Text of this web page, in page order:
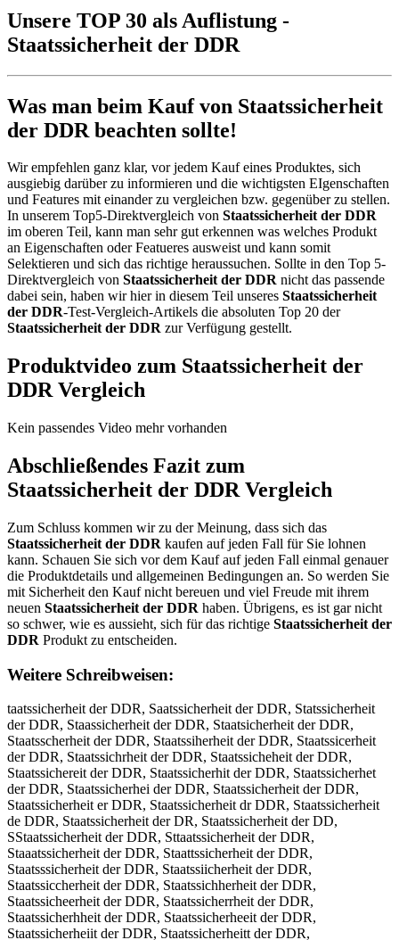
Unsere TOP 30 als Auflistung -
Staatssicherheit der DDR
Was man beim Kauf von Staatssicherheit
der DDR beachten sollte!
Wir empfehlen ganz klar, vor jedem Kauf eines Produktes, sich
ausgiebig darüber zu informieren und die wichtigsten EIgenschaften
und Features mit einander zu vergleichen bzw. gegenüber zu stellen.
In unserem Top5-Direktvergleich von Staatssicherheit der DDR
im oberen Teil, kann man sehr gut erkennen was welches Produkt
an Eigenschaften oder Featueres ausweist und kann somit
Selektieren und sich das richtige heraussuchen. Sollte in den Top 5-
Direktvergleich von Staatssicherheit der DDR nicht das passende
dabei sein, haben wir hier in diesem Teil unseres Staatssicherheit
der DDR-Test-Vergleich-Artikels die absoluten Top 20 der
Staatssicherheit der DDR zur Verfügung gestellt.
Produktvideo zum Staatssicherheit der
DDRVergleich
Kein passendes Video mehr vorhanden
Abschließendes Fazit zum
Staatssicherheit der DDR Vergleich
Zum Schluss kommen wir zu der Meinung, dass sich das
Staatssicherheit der DDR kaufen auf jeden Fall für Sie lohnen
kann. Schauen Sie sich vor dem Kauf auf jeden Fall einmal genauer
die Produktdetails und allgemeinen Bedingungen an. So werden Sie
mit Sicherheit den Kauf nicht bereuen und viel Freude mit ihrem
neuen Staatssicherheit der DDR haben. Übrigens, es ist gar nicht
so schwer, wie es aussieht, sich für das richtige Staatssicherheit der
DDR Produkt zu entscheiden.
Weitere Schreibweisen:
taatssicherheit der DDR, Saatssicherheit der DDR, Statssicherheit der DDR, Staassicherheit der DDR, Staatsicherheit der DDR, Staatsscherheit der DDR, Staatssiherheit der DDR, Staatssicerheit der DDR, Staatssichrheit der DDR, Staatssicheheit der DDR, Staatssichereit der DDR, Staatssicherhit der DDR, Staatssicherhet der DDR, Staatssicherhei der DDR, Staatssicherheit der DDR, Staatssicherheit er DDR, Staatssicherheit dr DDR, Staatssicherheit de DDR, Staatssicherheit der DR, Staatssicherheit der DD, SStaatssicherheit der DDR, Sttaatssicherheit der DDR, Staaatssicherheit der DDR, Staattssicherheit der DDR, Staatsssicherheit der DDR, Staatssiicherheit der DDR, Staatssiccherheit der DDR, Staatssichherheit der DDR, Staatssicheerheit der DDR, Staatssicherrheit der DDR, Staatssicherhheit der DDR, Staatssicherheeit der DDR, Staatssicherheiit der DDR, Staatssicherheitt der DDR, Staatssicherheit dder DDR, Staatssicherheit deer DDR, Staatssicherheit derr DDR, Staatssicherheit der DDDR, Staatssicherheit der DDRR, tSaatssicherheit der DDR, Satatssicherheit der DDR, Statassicherheit der DDR, Staastsicherheit der DDR, Staatsischerheit der DDR, Staatssciherheit der DDR, Staatssihcerheit der DDR, Staatssicehrheit der DDR, Staatssichreheit der DDR, Staatssichehreit der DDR, Staatssicherehit der DDR, Staatssicherhiet der DDR, Staatssicherheti der DDR, Staatssicherhei tder DDR, Staatssicherheitd er DDR, Staatssicherheit edr DDR, Staatssicherheit dre DDR, Staatssicherheit de rDDR, Staatssicherheit derD DR, Staatssicherheit der DRD, Staatssicherheitder DDR, Staatssicherheit derDDR, Qtaatssicherheit der DDR, Wtaatssicherheit der DDR, Etaatssicherheit der DDR, Ztaatssicherheit der DDR, Xtaatssicherheit der DDR, Ctaatssicherheit der DDR, Sraatssicherheit der DDR, Sfaatssicherheit der DDR, Sgaatssicherheit der DDR, Shaatssicherheit der DDR, Syaatssicherheit der DDR, S5aatssicherheit der DDR, S6aatssicherheit der DDR, Stqatssicherheit der DDR, Stwatssicherheit der DDR, Stzatssicherheit der DDR, Stxatssicherheit der DDR, Staqtssicherheit der DDR, Stawtssicherheit der DDR, Staztssicherheit der DDR, Staxtssicherheit der DDR, Staarssicherheit der DDR, Staafssicherheit der DDR, Staagssicherheit der DDR, Staahssicherheit der DDR, Staayssicherheit der DDR, Staa5ssicherheit der DDR, Staa6ssicherheit der DDR, Staatqsicherheit der DDR, Staatwsicherheit der DDR, Staatesicherheit der DDR, Staatzsicherheit der DDR, Staatxsicherheit der DDR, Staatcsicherheit der DDR, Staatsqicherheit der DDR, Staatswicherheit der DDR, Staatseicherheit der DDR, Staatszicherheit der DDR, Staatsxicherheit der DDR, Staatscicherheit der DDR, Staatssucherheit der DDR, Staatssjcherheit der DDR, Staatsskcherheit der DDR, Staatsslcherheit der DDR, Staatssocherheit der DDR, Staatss8cherheit der DDR, Staatss9cherheit der DDR, Staatssi herheit der DDR, Staatssixherheit der DDR, Staatssisherheit der DDR, Staatssidherheit der DDR, Staatssifherheit der DDR, Staatssivherheit der DDR, Staatssicberheit der DDR, Staatssicgerheit der DDR, Staatssicterheit der DDR, Staatssicyerheit der DDR, Staatssicuerheit der DDR, Staatssicjerheit der DDR, Staatssicmerheit der DDR, Staatssicnerheit der DDR, Staatssichwrheit der DDR, Staatssichsrheit der DDR, Staatssichdrheit der DDR, Staatssichfrheit der DDR, Staatssichrrheit der DDR, Staatssich3rheit der DDR, Staatssich4rheit der DDR, Staatssicheeheit der DDR, Staatssichedheit der DDR, Staatssichefheit der DDR, Staatssichegheit der DDR, Staatssichetheit der DDR, Staatssiche4heit der DDR, Staatssiche5heit der DDR, Staatssicherbeit der DDR, Staatssichergeit der DDR, Staatssicherteit der DDR, Staatssicheryeit der DDR, Staatssicherueit der DDR, Staatssicherjeit der DDR, Staatssichermeit der DDR, Staatssicherneit der DDR, Staatssicherhwit der DDR, Staatssicherhsit der DDR, Staatssicherhdit der DDR, Staatssicherhfit der DDR, Staatssicherhrit der DDR, Staatssicherh3it der DDR, Staatssicherh4it der DDR, Staatssicherheut der DDR, Staatssicherhejt der DDR, Staatssicherhekt der DDR, Staatssicherhelt der DDR, Staatssicherheot der DDR, Staatssicherhe8t der DDR, Staatssicherhe9t der DDR, Staatssicherheir der DDR, Staatssicherheif der DDR, Staatssicherheig der DDR, Staatssicherheih der DDR, Staatssicherheiy der DDR, Staatssicherhei5 der DDR, Staatssicherhei6 der DDR, Staatssicherheit xer DDR, Staatssicherheit ser DDR, Staatssicherheit wer DDR, Staatssicherheit eer DDR, Staatssicherheit rer DDR, Staatssicherheit fer DDR, Staatssicherheit ver DDR, Staatssicherheit cer DDR, Staatssicherheit dwr DDR, Staatssicherheit dsr DDR, Staatssicherheit ddr DDR, Staatssicherheit dfr DDR, Staatssicherheit drr DDR, Staatssicherheit d3r DDR, Staatssicherheit d4r DDR, Staatssicherheit dee DDR, Staatssicherheit ded DDR, Staatssicherheit def DDR, Staatssicherheit deg DDR, Staatssicherheit det DDR, Staatssicherheit de4 DDR, Staatssicherheit de5 DDR, Staatssicherheit der XDR, Staatssicherheit der SDR, Staatssicherheit der WDR, Staatssicherheit der EDR, Staatssicherheit der RDR, Staatssicherheit der FDR, Staatssicherheit der VDR, Staatssicherheit der CDR, Staatssicherheit der DXR, Staatssicherheit der DSR, Staatssicherheit der DWR, Staatssicherheit der DER, Staatssicherheit der DRR, Staatssicherheit der DFR, Staatssicherheit der DVR, Staatssicherheit der DCR, Staatssicherheit der DDE, Staatssicherheit der DDD, Staatssicherheit der DDF, Staatssicherheit der DDG, Staatssicherheit der DDT, Staatssicherheit der DD4, Staatssicherheit der DD5, QStaatssicherheit der DDR, SQtaatssicherheit der DDR, WStaatssicherheit der DDR, SWtaatssicherheit der DDR, EStaatssicherheit der DDR, SEtaatssicherheit der DDR, ZStaatssicherheit der DDR, SZtaatssicherheit der DDR, XStaatssicherheit der DDR, SXtaatssicherheit der DDR, CStaatssicherheit der DDR, SCtaatssicherheit der DDR, Srtaatssicherheit der DDR, Straatssicherheit der DDR, Sftaatssicherheit der DDR, Stfaatssicherheit der DDR, Sgtaatssicherheit der DDR, Stgaatssicherheit der DDR, Shtaatssicherheit der DDR, Sthaatssicherheit der DDR, Sytaatssicherheit der DDR, Styaatssicherheit der DDR, S5taatssicherheit der DDR, St5aatssicherheit der DDR, S6taatssicherheit der DDR, St6aatssicherheit der DDR, Stqaatssicherheit der DDR, Staqatssicherheit der DDR, Stwaatssicherheit der DDR, Stawatssicherheit der DDR, Stzaatssicherheit der DDR, Stazatssicherheit der DDR, Stxaatssicherheit der DDR, Staxatssicherheit der DDR, Staaqtssicherheit der DDR, Staawtssicherheit der DDR, Staaztssicherheit der DDR, Staaxtssicherheit der DDR, Staartssicherheit der DDR, Staatrssicherheit der DDR, Staaftssicherheit der DDR, Staatfssicherheit der DDR, Staagtssicherheit der DDR, Staatgssicherheit der DDR, Staahtssicherheit der DDR, Staathssicherheit der DDR, Staaytssicherheit der DDR, Staatyssicherheit der DDR, Staa5tssicherheit der DDR, Staat5ssicherheit der DDR, Staa6tssicherheit der DDR, Staat6ssicherheit der DDR, Staatqssicherheit der DDR, Staatsqsicherheit der DDR, Staatwssicherheit der DDR, Staatswsicherheit der DDR, Staatessicherheit der DDR, Staatsesicherheit der DDR, Staatzssicherheit der DDR, Staatszsicherheit der DDR, Staatxssicherheit der DDR, Staatsxsicherheit der DDR, Staatcssicherheit der DDR, Staatscsicherheit der DDR, Staatssqicherheit der DDR, Staatsswicherheit der DDR, Staatsseicherheit der DDR, Staatsszicherheit der DDR, Staatssxicherheit der DDR, Staatsscicherheit der DDR, Staatssuicherheit der DDR, Staatssiucherheit der DDR, Staatssjicherheit der DDR, Staatssijcherheit der DDR, Staatsskicherheit der DDR, Staatssikcherheit der DDR, Staatsslicherheit der DDR, Staatssilcherheit der DDR, Staatssoicherheit der DDR, Staatssiocherheit der DDR, Staatss8icherheit der DDR, Staatssi8cherheit der DDR, Staatss9icherheit der DDR, Staatssi9cherheit der DDR, Staatssi cherheit der DDR, Staatssic herheit der DDR, Staatssixcherheit der DDR, Staatssicxherheit der DDR, Staatssischerheit der DDR, Staatssicsherheit der DDR, Staatssidcherheit der DDR, Staatssicdherheit der DDR, Staatssifcherheit der DDR, Staatssicfherheit der DDR, Staatssivcherheit der DDR, Staatssicvherheit der DDR, Staatssicbherheit der DDR, Staatssichberheit der DDR, Staatssicgherheit der DDR, Staatssichgerheit der DDR, Staatssictherheit der DDR, Staatssichterheit der DDR, Staatssicyherheit der DDR, Staatssichyerheit der DDR, Staatssicuherheit der DDR, Staatssichuerheit der DDR, Staatssicjherheit der DDR, Staatssichjerheit der DDR, Staatssicmherheit der DDR, Staatssichmerheit der DDR, Staatssicnherheit der DDR, Staatssichnerheit der DDR, Staatssichwerheit der DDR, Staatssichewrheit der DDR, Staatssichserheit der DDR, Staatssichesrheit der DDR, Staatssichderheit der DDR, Staatssichedrheit der DDR, Staatssichferheit der DDR, Staatssichefrheit der DDR, Staatssichrerheit der DDR, Staatssich3erheit der DDR, Staatssiche3rheit der DDR, Staatssich4erheit der DDR, Staatssiche4rheit der DDR, Staatssichereheit der DDR, Staatssicherdheit der DDR, Staatssicherfheit der DDR, Staatssichegrheit der DDR, Staatssichergheit der DDR, Staatssichetrheit der DDR, Staatssichertheit der DDR, Staatssicher4heit der DDR, Staatssiche5rheit der DDR, Staatssicher5heit der DDR, Staatssicherbheit der DDR, Staatssicherhbeit der DDR, Staatssicherhgeit der DDR, Staatssicherhteit der DDR, Staatssicheryheit der DDR, Staatssicherhyeit der DDR, Staatssicheruheit der DDR, Staatssicherhueit der DDR, Staatssicherjheit der DDR, Staatssicherhjeit der DDR, Staatssichermheit der DDR, Staatssicherhmeit der DDR, Staatssichernheit der DDR, Staatssicherhneit der DDR, Staatssicherhweit der DDR, Staatssicherhewit der DDR, Staatssicherhseit der DDR, Staatssicherhesit der DDR, Staatssicherhdeit der DDR, Staatssicherhedit der DDR, Staatssicherhfeit der DDR, Staatssicherhefit der DDR, Staatssicherhreit der DDR, Staatssicherherit der DDR, Staatssicherh3eit der DDR, Staatssicherhe3it der DDR, Staatssicherh4eit der DDR, Staatssicherhe4it der DDR, Staatssicherheuit der DDR, Staatssicherheiut der DDR, Staatssicherhejit der DDR, Staatssicherheijt der DDR, Staatssicherhekit der DDR, Staa